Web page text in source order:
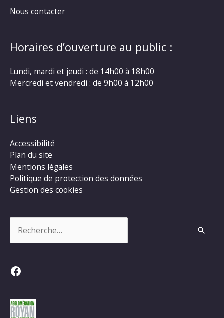
Nous contacter
Horaires d’ouverture au public :
Lundi, mardi et jeudi : de 14h00 à 18h00
Mercredi et vendredi : de 9h00 à 12h00
Liens
Accessibilité
Plan du site
Mentions légales
Politique de protection des données
Gestion des cookies
Facebook